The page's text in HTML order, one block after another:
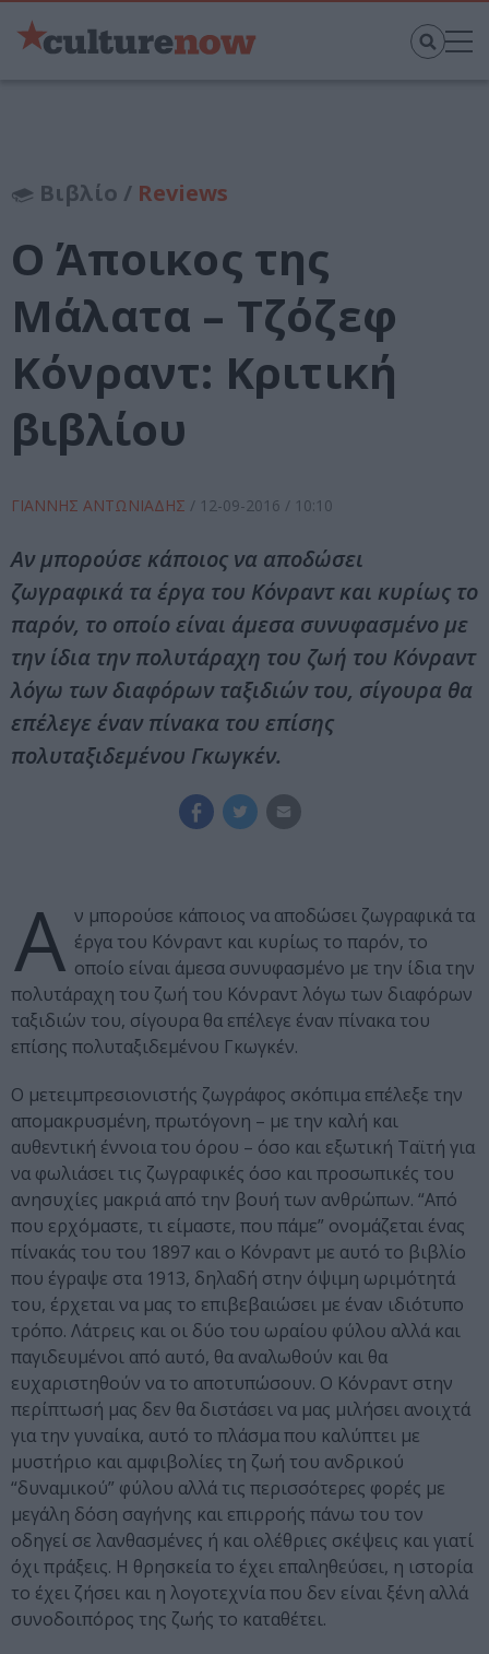
Βιβλίο / Reviews
Ο Άποικος της
Μάλατα – Τζόζεφ
Κόνραντ: Κριτική
βιβλίου
ΓΙΑΝΝΗΣ ΑΝΤΩΝΙΑΔΗΣ / 12-09-2016 / 10:10
Αν μπορούσε κάποιος να αποδώσει
ζωγραφικά τα έργα του Κόνραντ και κυρίως το
παρόν, το οποίο είναι άμεσα συνυφασμένο με
την ίδια την πολυτάραχη του ζωή του Κόνραντ
λόγω των διαφόρων ταξιδιών του, σίγουρα θα
επέλεγε έναν πίνακα του επίσης
πολυταξιδεμένου Γκωγκέν.
Α ν μπορούσε κάποιος να αποδώσει ζωγραφικά τα
έργα του Κόνραντ και κυρίως το παρόν, το
οποίο είναι άμεσα συνυφασμένο με την ίδια την
πολυτάραχη του ζωή του Κόνραντ λόγω των διαφόρων
ταξιδιών του, σίγουρα θα επέλεγε έναν πίνακα του
επίσης πολυταξιδεμένου Γκωγκέν.
Ο μετειμπρεσιονιστής ζωγράφος σκόπιμα επέλεξε την
απομακρυσμένη, πρωτόγονη – με την καλή και
αυθεντική έννοια του όρου – όσο και εξωτική Ταϊτή για
να φωλιάσει τις ζωγραφικές όσο και προσωπικές του
ανησυχίες μακριά από την βουή των ανθρώπων. “Από
που ερχόμαστε, τι είμαστε, που πάμε” ονομάζεται ένας
πίνακάς του του 1897 και ο Κόνραντ με αυτό το βιβλίο
που έγραψε στα 1913, δηλαδή στην όψιμη ωριμότητά
του, έρχεται να μας το επιβεβαιώσει με έναν ιδιότυπο
τρόπο. Λάτρεις και οι δύο του ωραίου φύλου αλλά και
παγιδευμένοι από αυτό, θα αναλωθούν και θα
ευχαριστηθούν να το αποτυπώσουν. Ο Κόνραντ στην
περίπτωσή μας δεν θα διστάσει να μας μιλήσει ανοιχτά
για την γυναίκα, αυτό το πλάσμα που καλύπτει με
μυστήριο και αμφιβολίες τη ζωή του ανδρικού
“δυναμικού” φύλου αλλά τις περισσότερες φορές με
μεγάλη δόση σαγήνης και επιρροής πάνω του τον
οδηγεί σε λανθασμένες ή και ολέθριες σκέψεις και γιατί
όχι πράξεις. Η θρησκεία το έχει επαληθεύσει, η ιστορία
το έχει ζήσει και η λογοτεχνία που δεν είναι ξένη αλλά
συνοδοιπόρος της ζωής το καταθέτει.